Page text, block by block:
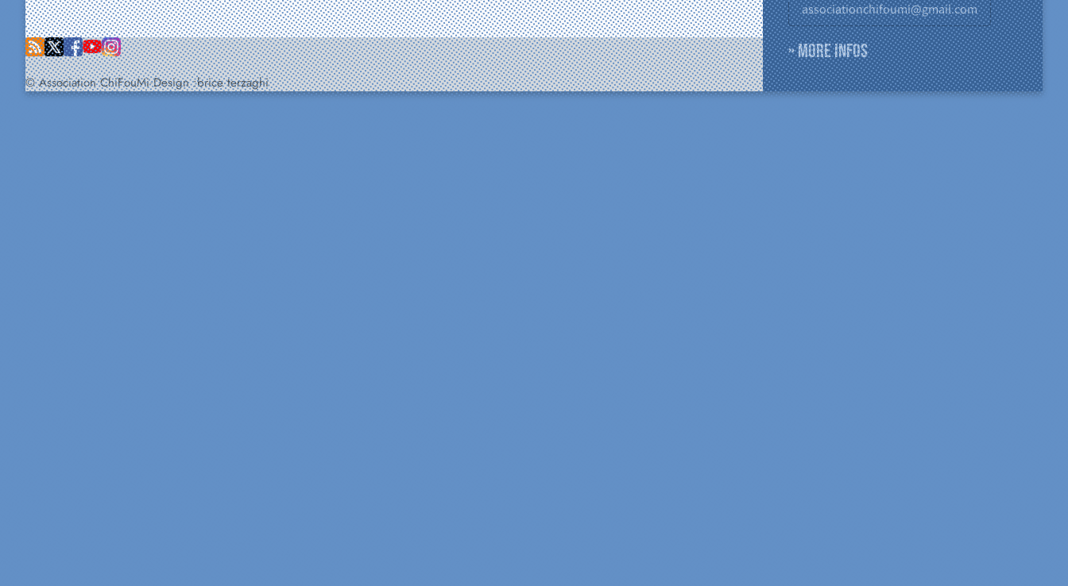
associationchifoumi@gmail.com
» More infos
© Association ChiFouMi Design :brice terzaghi